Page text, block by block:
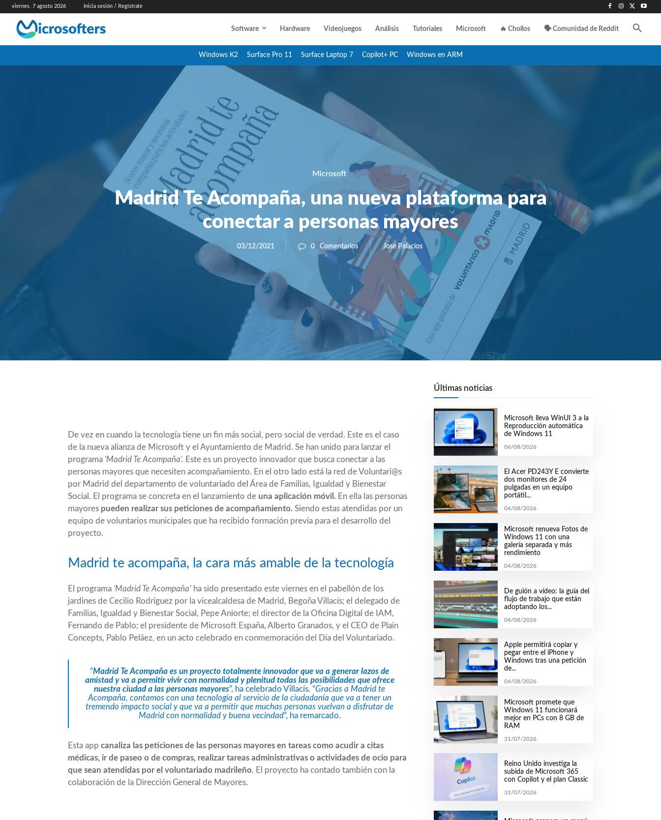
viernes, 7 agosto 2026 Inicia sesión / Regístrate
Software Hardware Videojuegos Análisis Tutoriales Microsoft 🔥 Chollos 🗣️ Comunidad de Reddit
Windows K2 Surface Pro 11 Surface Laptop 7 Copilot+ PC Windows en ARM
Microsoft
Madrid Te Acompaña, una nueva plataforma para
conectar a personas mayores
03/12/2021 0 Comentarios José Palacios
De vez en cuando la tecnología tiene un fin más social, pero social de verdad. Este es el caso
de la nueva alianza de Microsoft y el Ayuntamiento de Madrid. Se han unido para lanzar el
programa ‘Madrid Te Acompaña’. Este es un proyecto innovador que busca conectar a las
personas mayores que necesiten acompañamiento. En el otro lado está la red de Voluntari@s
por Madrid del departamento de voluntariado del Área de Familias, Igualdad y Bienestar
Social. El programa se concreta en el lanzamiento de una aplicación móvil. En ella las personas
mayores pueden realizar sus peticiones de acompañamiento. Siendo estas atendidas por un
equipo de voluntarios municipales que ha recibido formación previa para el desarrollo del
proyecto.
Madrid te acompaña, la cara más amable de la tecnología
El programa ‘Madrid Te Acompaña’ ha sido presentado este viernes en el pabellón de los
jardines de Cecilio Rodríguez por la vicealcaldesa de Madrid, Begoña Villacís; el delegado de
Familias, Igualdad y Bienestar Social, Pepe Aniorte; el director de la Oficina Digital de IAM,
Fernando de Pablo; el presidente de Microsoft España, Alberto Granados, y el CEO de Plain
Concepts, Pablo Peláez, en un acto celebrado en conmemoración del Día del Voluntariado.
“Madrid Te Acompaña es un proyecto totalmente innovador que va a generar lazos de
amistad y va a permitir vivir con normalidad y plenitud todas las posibilidades que ofrece
nuestra ciudad a las personas mayores”, ha celebrado Villacís. “Gracias a Madrid te
Acompaña, contamos con una tecnología al servicio de la ciudadanía que va a tener un
tremendo impacto social y que va a permitir que muchas personas vuelvan a disfrutar de
Madrid con normalidad y buena vecindad”, ha remarcado.
Esta app canaliza las peticiones de las personas mayores en tareas como acudir a citas
médicas, ir de paseo o de compras, realizar tareas administrativas o actividades de ocio para
que sean atendidas por el voluntariado madrileño. El proyecto ha contado también con la
colaboración de la Dirección General de Mayores.
Últimas noticias
Microsoft lleva WinUI 3 a la
Reproducción automática
de Windows 11
06/08/2026
El Acer PD243Y E convierte
dos monitores de 24
pulgadas en un equipo
portátil...
04/08/2026
Microsoft renueva Fotos de
Windows 11 con una
galería separada y más
rendimiento
04/08/2026
De guión a vídeo: la guía del
flujo de trabajo que están
adoptando los...
04/08/2026
Apple permitirá copiar y
pegar entre el iPhone y
Windows tras una petición
de...
04/08/2026
Microsoft promete que
Windows 11 funcionará
mejor en PCs con 8 GB de
RAM
31/07/2026
Reino Unido investiga la
subida de Microsoft 365
con Copilot y el plan Classic
31/07/2026